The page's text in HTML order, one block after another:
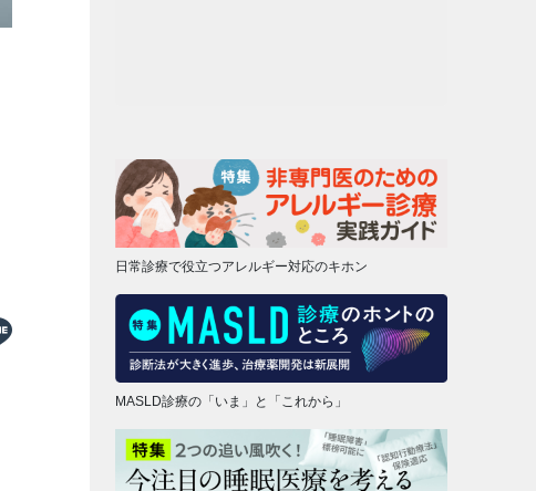
日常診療で役立つアレルギー対応のキホン
MASLD診療の「いま」と「これから」